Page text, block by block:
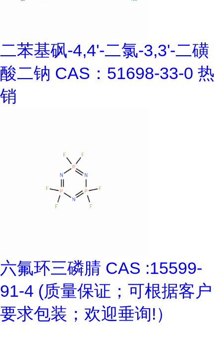
二苯基砜-4,4'-二氯-3,3'-二磺
酸二钠 CAS：51698-33-0 热
销
六氟环三磷腈 CAS :15599-
91-4 (质量保证；可根据客户
要求包装；欢迎垂询!）